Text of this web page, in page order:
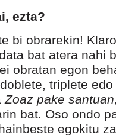
ezta?
bi obrarekin!
bat atera nahi
obratan egon
triplete
Zoaz pake
bat. Oso ondo
egokitu